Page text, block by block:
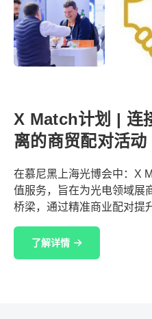
X Match计划 | 连
离的商贸配对活动
在慕尼黑上海光博会中：X
值服务，旨在为光电领域展
桥梁，通过精准商业配对提
了解详情